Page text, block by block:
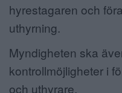
hyrestagaren och
uthyrning.
Myndigheten ska
kontrollmöjligheter i
och uthyrare.